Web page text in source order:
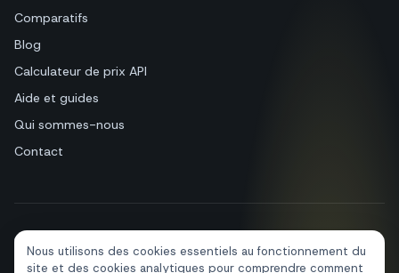
Nous utilisons des cookies essentiels au fonctionnement du
site et des cookies analytiques pour comprendre comment
Comparatifs
Blog
Calculateur de prix API
Aide et guides
Qui sommes-nous
Contact
IT EN ES FR PT